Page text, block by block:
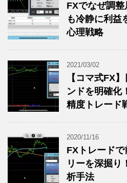
FXでなぜ調
も冷静に利益
心理戦略
2021/03/02
【コマ式FX
ンドを明確化
精度トレード
2020/11/16
FXトレード
リーを深掘り
析手法